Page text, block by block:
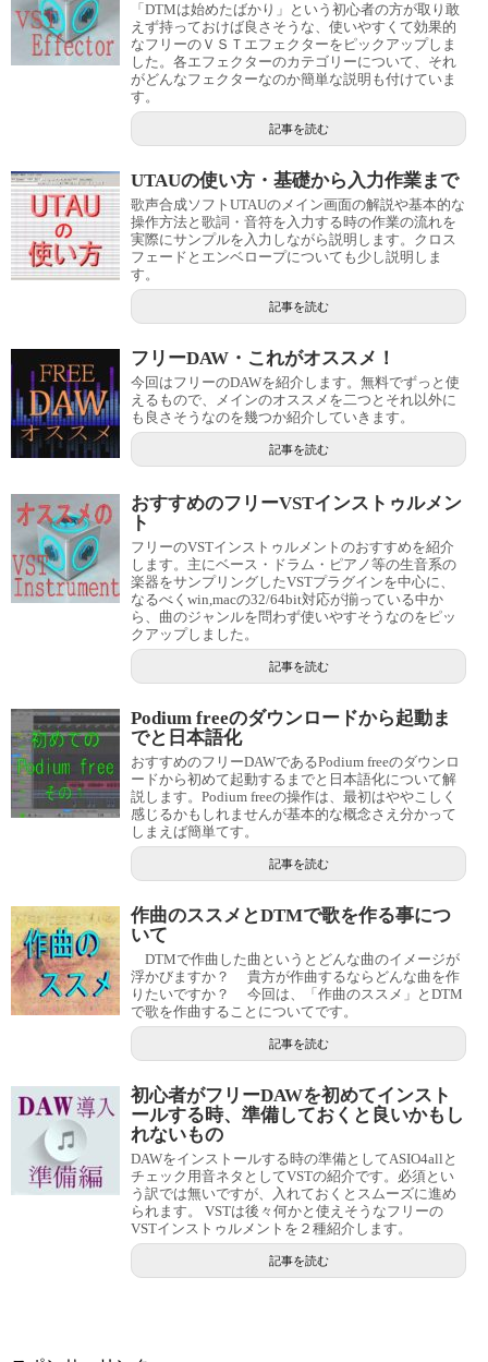
「DTMは始めたばかり」という初心者の方が取り敢
えず持っておけば良さそうな、使いやすくて効果的
なフリーのＶＳＴエフェクターをピックアップしま
した。各エフェクターのカテゴリーについて、それ
がどんなフェクターなのか簡単な説明も付けていま
す。
記事を読む
UTAUの使い方・基礎から入力作業まで
歌声合成ソフトUTAUのメイン画面の解説や基本的な
操作方法と歌詞・音符を入力する時の作業の流れを
実際にサンプルを入力しながら説明します。クロス
フェードとエンベロープについても少し説明しま
す。
記事を読む
フリーDAW・これがオススメ！
今回はフリーのDAWを紹介します。無料でずっと使
えるもので、メインのオススメを二つとそれ以外に
も良さそうなのを幾つか紹介していきます。
記事を読む
おすすめのフリーVSTインストゥルメン
ト
フリーのVSTインストゥルメントのおすすめを紹介
します。主にベース・ドラム・ピアノ等の生音系の
楽器をサンプリングしたVSTプラグインを中心に、
なるべくwin,macの32/64bit対応が揃っている中か
ら、曲のジャンルを問わず使いやすそうなのをピッ
クアップしました。
記事を読む
Podium freeのダウンロードから起動ま
でと日本語化
おすすめのフリーDAWであるPodium freeのダウンロ
ードから初めて起動するまでと日本語化について解
説します。Podium freeの操作は、最初はややこしく
感じるかもしれませんが基本的な概念さえ分かって
しまえば簡単てす。
記事を読む
作曲のススメとDTMで歌を作る事につ
いて
DTMで作曲した曲というとどんな曲のイメージが
浮かびますか？ 貴方が作曲するならどんな曲を作
りたいですか？ 今回は、「作曲のススメ」とDTM
で歌を作曲することについてです。
記事を読む
初心者がフリーDAWを初めてインスト
ールする時、準備しておくと良いかもし
れないもの
DAWをインストールする時の準備としてASIO4allと
チェック用音ネタとしてVSTの紹介です。必須とい
う訳では無いですが、入れておくとスムーズに進め
られます。 VSTは後々何かと使えそうなフリーの
VSTインストゥルメントを２種紹介します。
記事を読む